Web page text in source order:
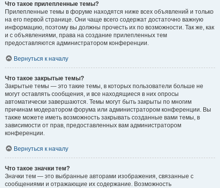
Что такое прилепленные темы?
Прилепленные темы в форуме находятся ниже всех объявлений и только
на его первой странице. Они чаще всего содержат достаточно важную
информацию, поэтому вы должны прочесть их по возможности. Так же, как
и с объявлениями, права на создание прилепленных тем
предоставляются администратором конференции.
Вернуться к началу
Что такое закрытые темы?
Закрытые темы — это такие темы, в которых пользователи больше не
могут оставлять сообщения, и все находящиеся в них опросы
автоматически завершаются. Темы могут быть закрыты по многим
причинам модератором форума или администратором конференции. Вы
также можете иметь возможность закрывать созданные вами темы, в
зависимости от прав, предоставленных вам администратором
конференции.
Вернуться к началу
Что такое значки тем?
Значки тем — это выбранные авторами изображения, связанные с
сообщениями и отражающие их содержание. Возможность